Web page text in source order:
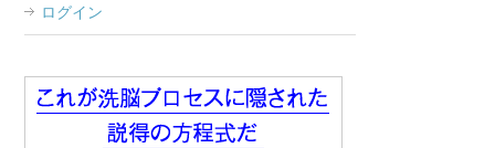
ログイン